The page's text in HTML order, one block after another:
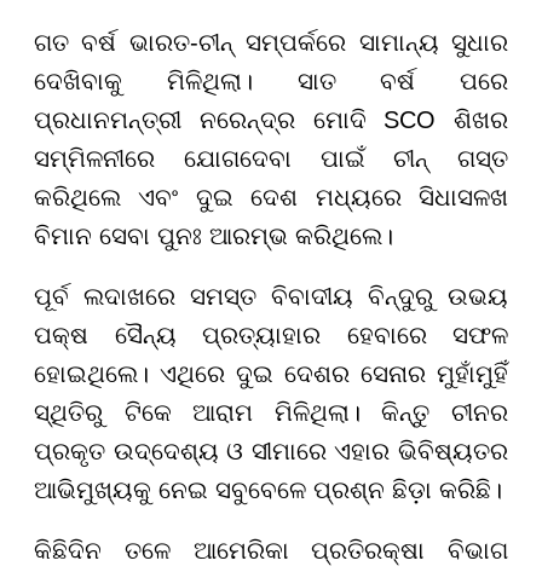
ଗତ ବର୍ଷ ଭାରତ-ଚୀନ୍ ସମ୍ପର୍କରେ ସାମାନ୍ୟ ସୁଧାର
ଦେଖିବାକୁ ମିଳିଥିଲା। ସାତ ବର୍ଷ ପରେ
ପ୍ରଧାନମନ୍ତ୍ରୀ ନରେନ୍ଦ୍ର ମୋଦି SCO ଶିଖର
ସମ୍ମିଳନୀରେ ଯୋଗଦେବା ପାଇଁ ଚୀନ୍ ଗସ୍ତ
କରିଥିଲେ ଏବଂ ଦୁଇ ଦେଶ ମଧ୍ୟରେ ସିଧାସଳଖ
ବିମାନ ସେବା ପୁନଃ ଆରମ୍ଭ କରିଥିଲେ।
ପୂର୍ବ ଲଦାଖରେ ସମସ୍ତ ବିବାଦୀୟ ବିନ୍ଦୁରୁ ଉଭୟ
ପକ୍ଷ ସୈନ୍ୟ ପ୍ରତ୍ୟାହାର ହେବାରେ ସଫଳ
ହୋଇଥିଲେ। ଏଥିରେ ଦୁଇ ଦେଶର ସେନାର ମୁହାଁମୁହିଁ
ସ୍ଥିତିରୁ ଟିକେ ଆରାମ ମିଳିଥିଲା। କିନ୍ତୁ ଚୀନର
ପ୍ରକୃତ ଉଦ୍ଦେଶ୍ୟ ଓ ସୀମାରେ ଏହାର ଭିବିଷ୍ୟତର
ଆଭିମୁଖ୍ୟକୁ ନେଇ ସବୁବେଳେ ପ୍ରଶ୍ନ ଛିଡ଼ା କରିଛି।
କିଛିଦିନ ତଳେ ଆମେରିକା ପ୍ରତିରକ୍ଷା ବିଭାଗ